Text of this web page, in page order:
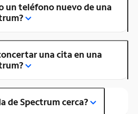
un teléfono nuevo de una
una cita en una
de Spectrum cerca?